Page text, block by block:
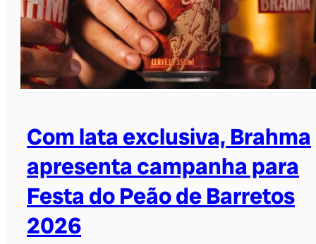
Com lata exclusiva, Brahma
apresenta campanha para
Festa do Peão de Barretos
2026